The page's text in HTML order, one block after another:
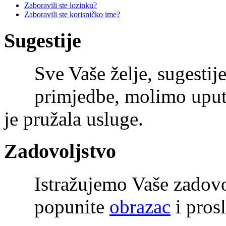
Zaboravili ste lozinku?
Zaboravili ste korisničko ime?
Sugestije
Sve Vaše želje,
primjedbe, molimo
je pružala usluge.
Zadovoljstvo
Istražujemo Vaše
popunite obrazac i